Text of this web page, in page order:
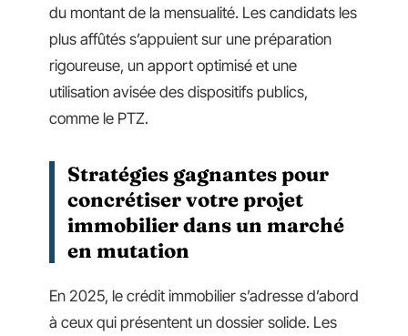
du montant de la mensualité. Les candidats les
plus affûtés s’appuient sur une préparation
rigoureuse, un apport optimisé et une
utilisation avisée des dispositifs publics,
comme le PTZ.
Stratégies gagnantes pour
concrétiser votre projet
immobilier dans un marché
en mutation
En 2025, le crédit immobilier s’adresse d’abord
à ceux qui présentent un dossier solide. Les